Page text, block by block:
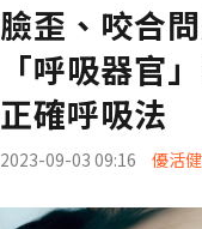
臉歪、咬合
「呼吸器官
正確呼吸法
2023-09-03 09:16 優活